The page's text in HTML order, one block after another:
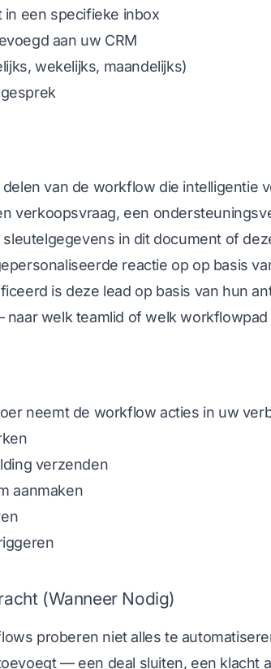
in een specifieke inbox
aan uw CRM
wekelijks, maandelijks)
van de workflow die intelligentie
verkoopsvraag, een
in dit document of
reactie op op basis
is deze lead op basis van hun
naar welk teamlid of welk workflowpad
neemt de workflow acties in uw
verzenden
aanmaken
(Wanneer Nodig)
proberen niet alles te
— een deal sluiten, een